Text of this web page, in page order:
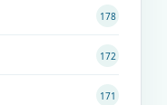
178
172
171